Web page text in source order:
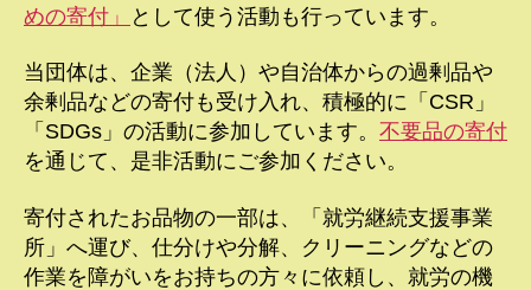
めの寄付」
として使う活動も行っています。
当団体は、企業（法人）や自治体からの過剰品や
余剰品などの寄付も受け入れ、積極的に「CSR」
「SDGs」の活動に参加しています。 不要品の寄付
を通じて、是非活動にご参加ください。
寄付されたお品物の一部は、「就労継続支援事業
所」へ運び、仕分けや分解、クリーニングなどの
作業を障がいをお持ちの方々に依頼し、就労の機